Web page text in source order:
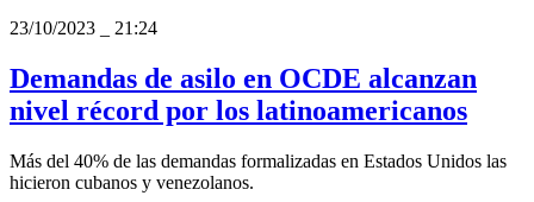
23/10/2023
21:24
Demandas de asilo en OCDE alcanzan
nivel récord por los latinoamericanos
Más del 40% de las demandas formalizadas en Estados Unidos las
hicieron cubanos y venezolanos.